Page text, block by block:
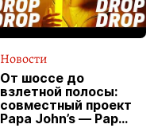
Новости
От шоссе до
взлетной полосы:
совместный проект
Papa John’s — Papa